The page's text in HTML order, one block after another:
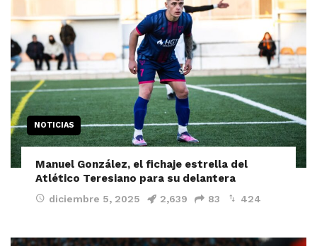
NOTICIAS
Manuel González, el fichaje estrella del
Atlético Teresiano para su delantera
diciembre 5, 2025 2,639 83 424